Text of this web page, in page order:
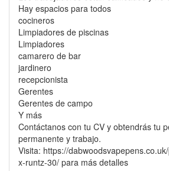
Hay espacios para todos
cocineros
Limpiadores de piscinas
Limpiadores
camarero de bar
jardinero
recepcionista
Gerentes
Gerentes de campo
Y más
Contáctanos con tu CV y obtendrás tu
permanente y trabajo.
Visita: https://
x-runtz-30/ para más detalles